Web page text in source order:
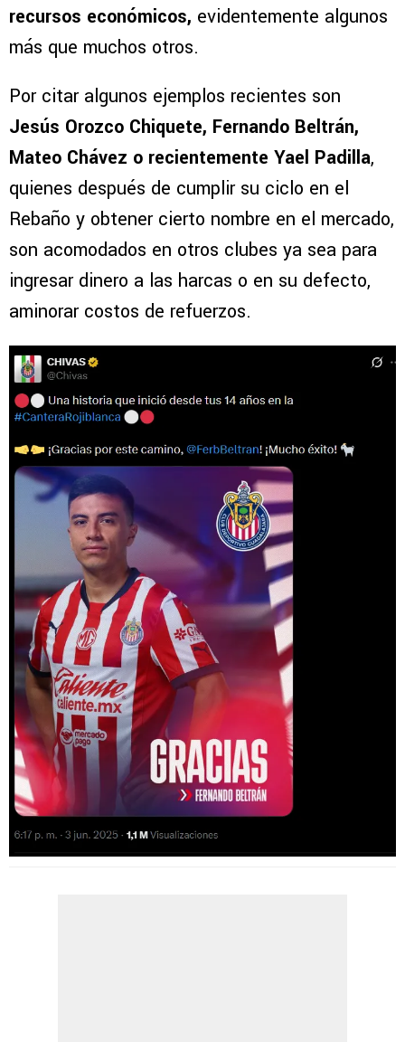
recursos económicos, evidentemente algunos
más que muchos otros.
Por citar algunos ejemplos recientes son
Jesús Orozco Chiquete, Fernando Beltrán,
Mateo Chávez o recientemente Yael Padilla,
quienes después de cumplir su ciclo en el
Rebaño y obtener cierto nombre en el mercado,
son acomodados en otros clubes ya sea para
ingresar dinero a las harcas o en su defecto,
aminorar costos de refuerzos.